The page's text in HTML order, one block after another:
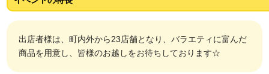
出店者様は、町内外から23店舗となり、バラエティに富んだ
商品を用意し、皆様のお越しをお待ちしております☆